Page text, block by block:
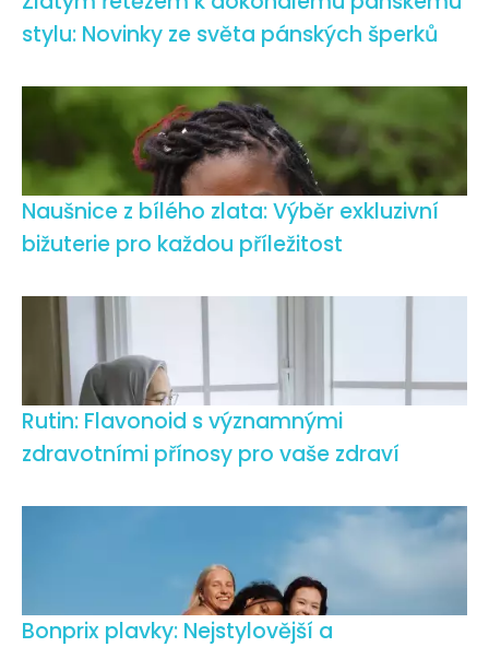
stylu: Novinky ze světa pánských šperků
Naušnice z bílého zlata: Výběr exkluzivní
bižuterie pro každou příležitost
Rutin: Flavonoid s významnými
zdravotními přínosy pro vaše zdraví
Bonprix plavky: Nejstylovější a